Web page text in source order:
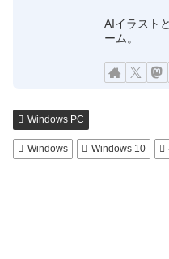
AIイラスト
ーム。
Windows PC
Windows Windows 10